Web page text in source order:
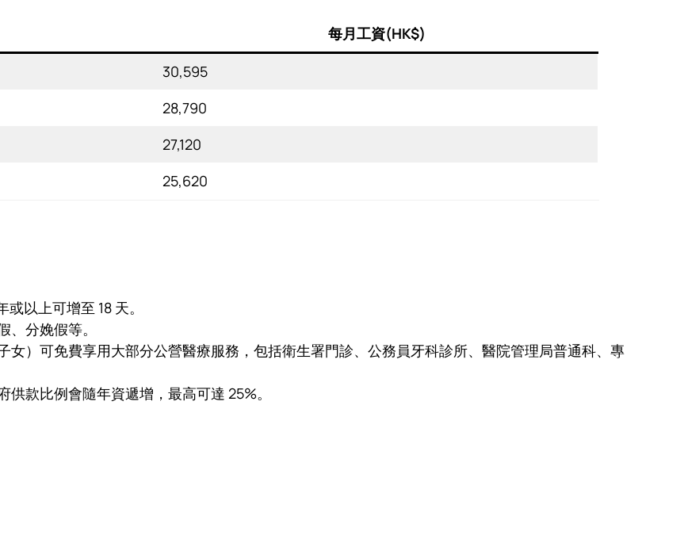
每月工資(HK$)
30,595
28,790
27,120
25,620
以上可增至 18 天。
分娩假等。
女）可免費享用大部分公營醫療服務，包括衛生署門診、公務員牙科診所、醫院管理局普通科、專
款比例會隨年資遞增，最高可達 25%。